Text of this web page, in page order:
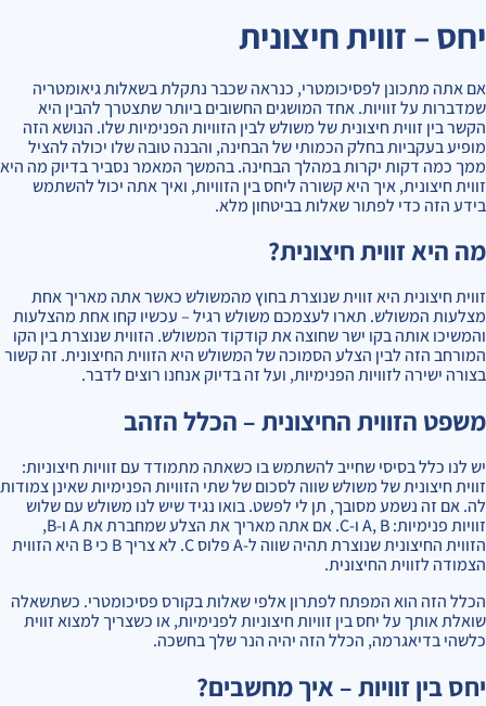
יחס – זווית חיצונית
אם אתה מתכונן לפסיכומטרי, כנראה שכבר נתקלת בשאלות גיאומטריה
שמדברות על זוויות. אחד המושגים החשובים ביותר שתצטרך להבין היא
הקשר בין זווית חיצונית של משולש לבין הזוויות הפנימיות שלו. הנושא הזה
מופיע בעקביות בחלק הכמותי של הבחינה, והבנה טובה שלו יכולה להציל
ממך כמה דקות יקרות במהלך הבחינה. בהמשך המאמר נסביר בדיוק מה היא
זווית חיצונית, איך היא קשורה ליחס בין הזוויות, ואיך אתה יכול להשתמש
בידע הזה כדי לפתור שאלות בביטחון מלא.
מה היא זווית חיצונית?
זווית חיצונית היא זווית שנוצרת בחוץ מהמשולש כאשר אתה מאריך אחת
מצלעות המשולש. תארו לעצמכם משולש רגיל – עכשיו קחו אחת מהצלעות
והמשיכו אותה בקו ישר שחוצה את קודקוד המשולש. הזווית שנוצרת בין הקו
המורחב הזה לבין הצלע הסמוכה של המשולש היא הזווית החיצונית. זה קשור
בצורה ישירה לזוויות הפנימיות, ועל זה בדיוק אנחנו רוצים לדבר.
משפט הזווית החיצונית – הכלל הזהב
יש לנו כלל בסיסי שחייב להשתמש בו כשאתה מתמודד עם זוויות חיצוניות:
זווית חיצונית של משולש שווה לסכום של שתי הזוויות הפנימיות שאינן צמודות
לה. אם זה נשמע מסובך, תן לי לפשט. בואו נגיד שיש לנו משולש עם שלוש
זוויות פנימיות: A, B ו-C. אם אתה מאריך את הצלע שמחברת את A ו-B,
הזווית החיצונית שנוצרת תהיה שווה ל-A פלוס C. לא צריך B כי B היא הזווית
הצמודה לזווית החיצונית.
הכלל הזה הוא המפתח לפתרון אלפי שאלות בקורס פסיכומטרי. כשתשאלה
שואלת אותך על יחס בין זוויות חיצוניות לפנימיות, או כשצריך למצוא זווית
כלשהי בדיאגרמה, הכלל הזה יהיה הנר שלך בחשכה.
יחס בין זוויות – איך מחשבים?